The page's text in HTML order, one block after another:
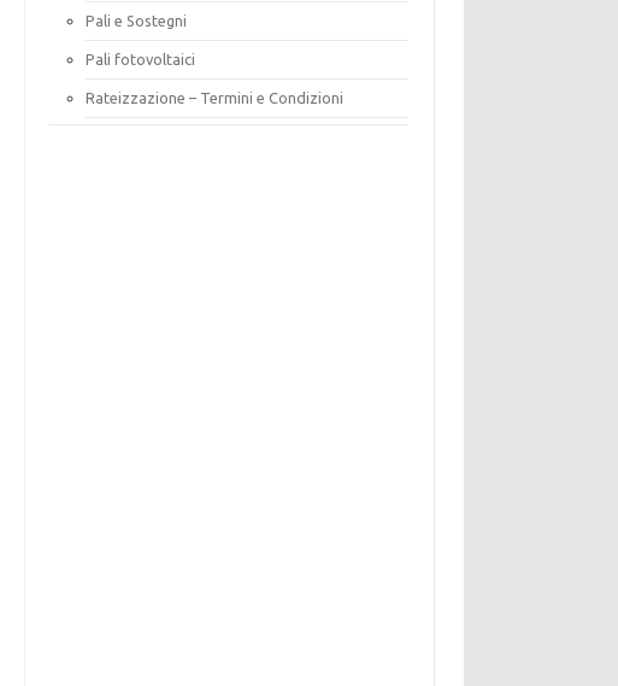
Pali e Sostegni
Pali fotovoltaici
Rateizzazione – Termini e Condizioni